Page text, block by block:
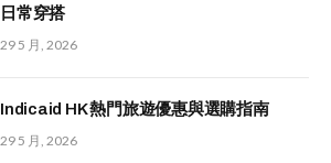
日常穿搭
29 5 月, 2026
Indicaid HK 熱門旅遊優惠與選購指南
29 5 月, 2026